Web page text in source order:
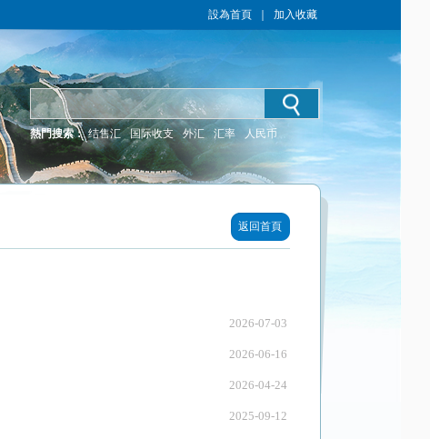
設為首頁 加入收藏
熱門搜索： 结售汇 国际收支 外汇 汇率 人民币
返回首頁
2026-07-03
2026-06-16
2026-04-24
2025-09-12